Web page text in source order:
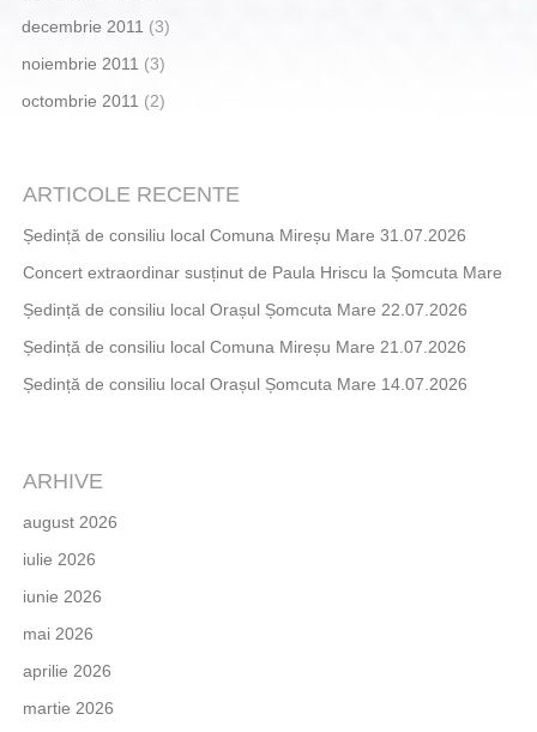
decembrie 2011 (3)
noiembrie 2011 (3)
octombrie 2011 (2)
ARTICOLE RECENTE
Ședință de consiliu local Comuna Mireșu Mare 31.07.2026
Concert extraordinar susținut de Paula Hriscu la Șomcuta Mare
Ședință de consiliu local Orașul Șomcuta Mare 22.07.2026
Ședință de consiliu local Comuna Mireșu Mare 21.07.2026
Ședință de consiliu local Orașul Șomcuta Mare 14.07.2026
ARHIVE
august 2026
iulie 2026
iunie 2026
mai 2026
aprilie 2026
martie 2026